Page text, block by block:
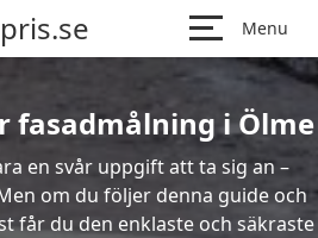
Menu
fasadmålning i Ölme
en svår uppgift att ta sig an –
om du följer denna guide och
får du den enklaste och säkraste